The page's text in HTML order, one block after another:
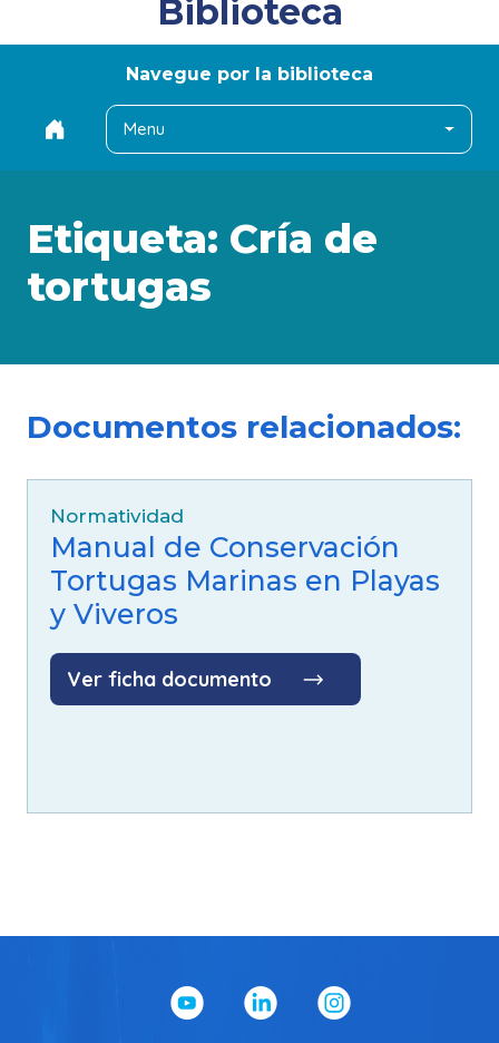
Biblioteca
Navegue por la biblioteca
Menu
Etiqueta: Cría de
tortugas
Documentos relacionados:
Normatividad
Manual de Conservación
Tortugas Marinas en Playas
y Viveros
Ver ficha documento